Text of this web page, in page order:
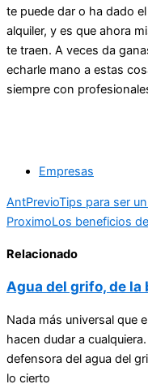
te puede dar o ha dado
alquiler, y es que ahora
te traen. A veces da
echarle mano a estas
siempre con
Empresas
AntPrevioTips para ser
ProximoLos beneficios
Relacionado
Agua del grifo, de
Nada más universal que
hacen dudar a
defensora del agua del
lo cierto